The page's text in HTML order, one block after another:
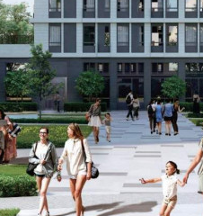
Характеристики
О помещении
Где находится
Контакты
Другие объявления
Характеристики помещения
№ объявления
109646
Дата размещения
17.06.2024
Город